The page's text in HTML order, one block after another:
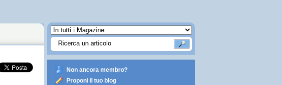
Non ancora membro?
Proponi il tuo blog